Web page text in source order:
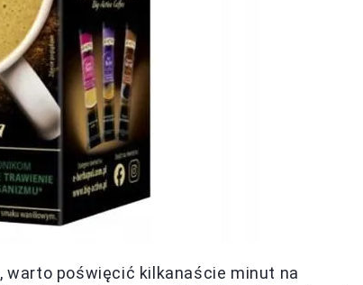
warto poświęcić kilkanaście minut na